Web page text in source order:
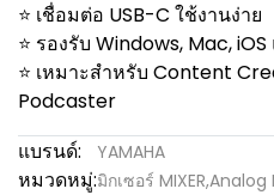
⭐ เชื่อมต่อ USB-C ใช้งานง่าย
⭐ รองรับ Windows, Mac,
⭐ เหมาะสำหรับ Content
Podcaster
แบรนด์:
YAMAHA
หมวดหมู่:มิกเซอร์ MIXER,Analog